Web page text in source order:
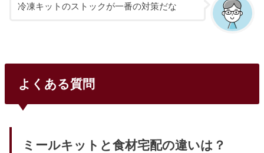
い、実は重要なポイントなんですよね。配達方法の基本知
識、まず整理しておこう配達方法で知っておきたい基本知識
食材宅配の配達方法は大きく「自社便」と「宅配便（ヤマト
冷凍キットのストックが一番の対策だな
よくある質問
ミールキットと食材宅配の違いは？